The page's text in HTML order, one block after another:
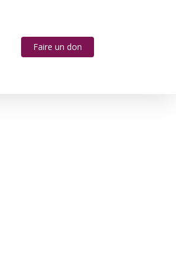
Faire un don